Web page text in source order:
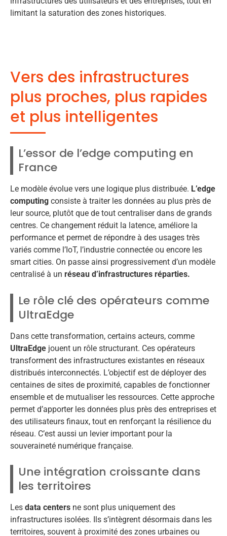
limitant la saturation des zones historiques.
Vers des infrastructures
plus proches, plus rapides
et plus intelligentes
L’essor de l’edge computing en
France
Le modèle évolue vers une logique plus distribuée. L’edge
computing consiste à traiter les données au plus près de
leur source, plutôt que de tout centraliser dans de grands
centres. Ce changement réduit la latence, améliore la
performance et permet de répondre à des usages très
variés comme l’IoT, l’industrie connectée ou encore les
smart cities. On passe ainsi progressivement d’un modèle
centralisé à un réseau d’infrastructures réparties.
Le rôle clé des opérateurs comme
UltraEdge
Dans cette transformation, certains acteurs, comme
UltraEdge jouent un rôle structurant. Ces opérateurs
transforment des infrastructures existantes en réseaux
distribués interconnectés. L’objectif est de déployer des
centaines de sites de proximité, capables de fonctionner
ensemble et de mutualiser les ressources. Cette approche
permet d’apporter les données plus près des entreprises et
des utilisateurs finaux, tout en renforçant la résilience du
réseau. C’est aussi un levier important pour la
souveraineté numérique française.
Une intégration croissante dans
les territoires
Les data centers ne sont plus uniquement des
infrastructures isolées. Ils s’intègrent désormais dans les
territoires, souvent à proximité des zones urbaines ou